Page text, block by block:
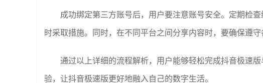
成功绑定第三方账号后，用户要注意账号安全。定期检
时采取措施。同时，在不同平台之间分享内容时，要确保遵守
通过以上详细的流程解析，用户能够轻松完成抖音极速
验，让抖音极速版更好地融入自己的数字生活。